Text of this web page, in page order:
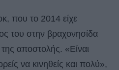
που το 2014 είχε
του στην βραχονησίδα
αποστολής. «Είναι
να κινηθείς και πολύ»,